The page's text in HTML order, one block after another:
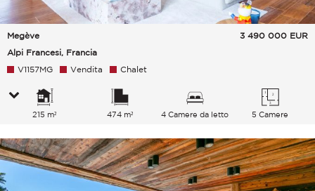
Megève
Alpi Francesi, Francia
3 490 000 EUR
V1157MG Vendita Chalet
215 m² 474 m² 4 Camere da letto 5 Camere